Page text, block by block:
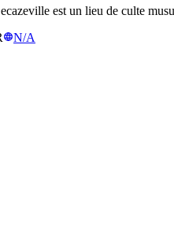
est un lieu de culte
N/A